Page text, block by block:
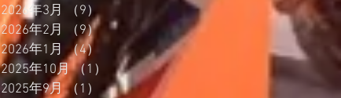
2026年3月
（9） 9件の記事
2026年2月
（9） 9件の記事
2026年1月 （4）
4件の記事
2025年10月 （1）
1件の記事
2025年9月 （1）
1件の記事